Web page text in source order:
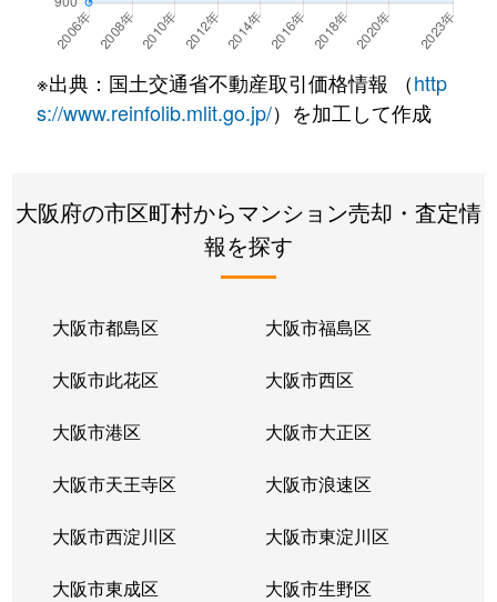
※出典：国土交通省不動産取引価格情報 （http
s://www.reinfolib.mlit.go.jp/）を加工して作成
大阪府の市区町村からマンション売却・査定情
報を探す
大阪市都島区 大阪市福島区
大阪市此花区 大阪市西区
大阪市港区 大阪市大正区
大阪市天王寺区 大阪市浪速区
大阪市西淀川区 大阪市東淀川区
大阪市東成区 大阪市生野区